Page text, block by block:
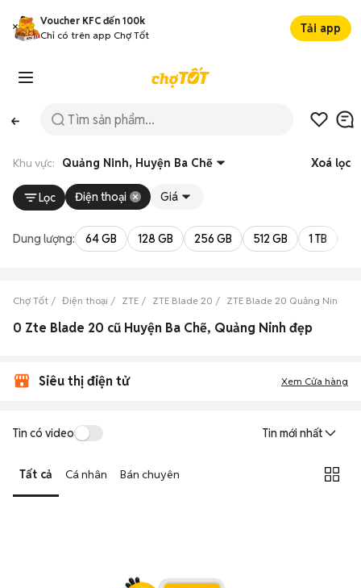
Voucher KFC đến 100k
Chỉ có trên app Chợ Tốt
Tải app
Khu vực: Quảng Ninh, Huyện Ba Chẽ Xoá lọc
Lọc Điện thoại Giá
Dung lượng: 64 GB 128 GB 256 GB 512 GB 1 TB
Chợ Tốt Điện thoại ZTE ZTE Blade 20 ZTE Blade 20 Quảng Ninh
0 Zte Blade 20 cũ Huyện Ba Chẽ, Quảng Ninh đẹp
Siêu thị điện tử Xem Cửa hàng
Tin có video Tin mới nhất
Tất cả Cá nhân Bán chuyên